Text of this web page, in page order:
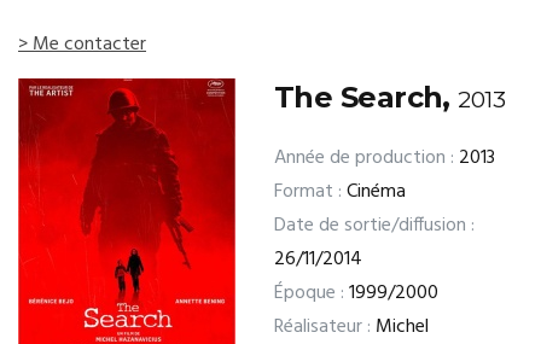
> Me contacter
The Search,2013
Année de production : 2013
Format :Cinéma
Date de sortie/diffusion :
26/11/2014
Époque :1999/2000
Réalisateur : Michel